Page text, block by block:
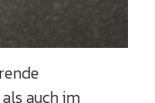
auch im